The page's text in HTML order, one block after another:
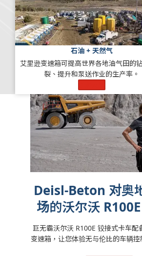
石油 + 天然气
艾里逊变速箱可提高世界各地油气田的
裂、提升和泵送作业的生产率。
Deisl-Beton 对奥
场的沃尔沃
巨无霸沃尔沃 R100E 铰接式卡车配
变速箱，让您体验无与伦比的车辆控